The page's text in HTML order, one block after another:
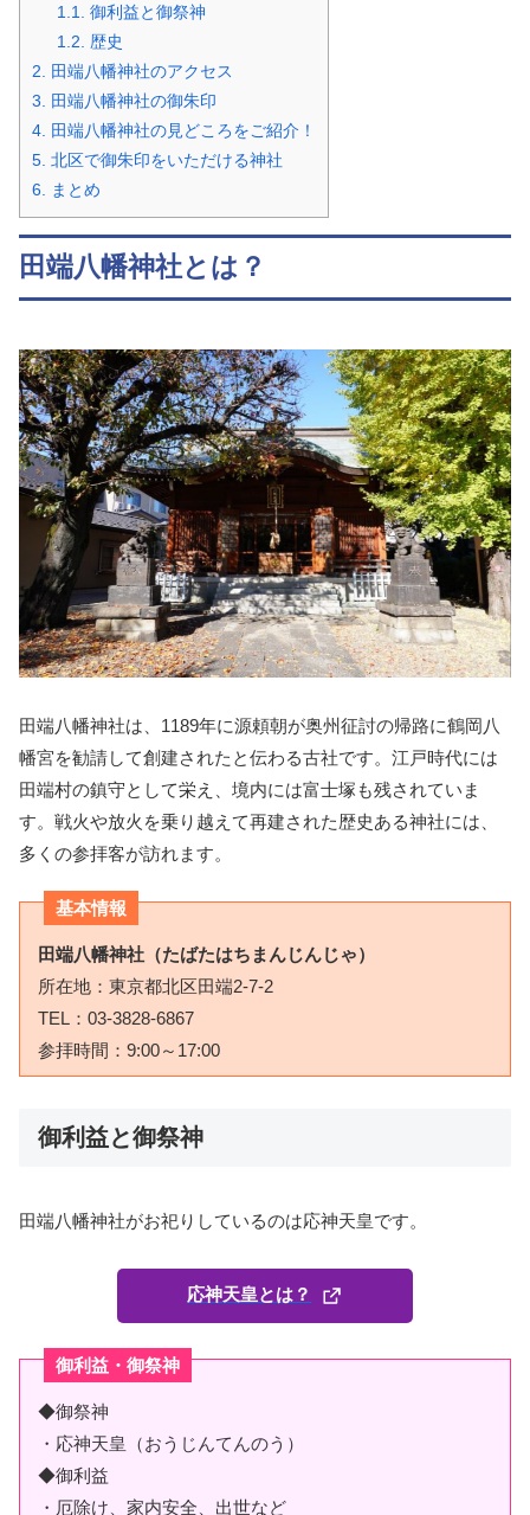
1.1.
御利益と御祭神
1.2.
歴史
2.
田端八幡神社のアクセス
3.
田端八幡神社の御朱印
4.
田端八幡神社の見どころをご紹介！
5. 北区で御朱印をいただける神社
6.
まとめ
田端八幡神社とは？
田端八幡神社は、1189年に源頼朝が奥州征討の帰路に鶴岡八
幡宮を勧請して創建されたと伝わる古社です。江戸時代には
田端村の鎮守として栄え、境内には富士塚も残されていま
す。戦火や放火を乗り越えて再建された歴史ある神社には、
多くの参拝客が訪れます。
基本情報
田端八幡神社（たばたはちまんじんじゃ）
所在地：東京都北区田端2-7-2
TEL：03-3828-6867
参拝時間：9:00～17:00
御利益と御祭神
田端八幡神社がお祀りしているのは応神天皇です。
応神天皇とは？
御利益・御祭神
◆御祭神
・応神天皇（おうじんてんのう）
◆御利益
・厄除け、家内安全、出世など